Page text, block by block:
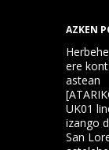
AZKEN
ere
astean
UK01
izango
San